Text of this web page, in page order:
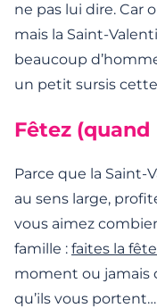
ne pas lui dire. Car
mais la Saint-
beaucoup
un petit sursis
Fêtez (quand
Parce que la Saint-
au sens large,
vous aimez
famille : faites la fête
moment ou jamais
qu’ils vous